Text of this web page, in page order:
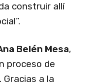
construir allí
Belén Mesa,
proceso de
a la